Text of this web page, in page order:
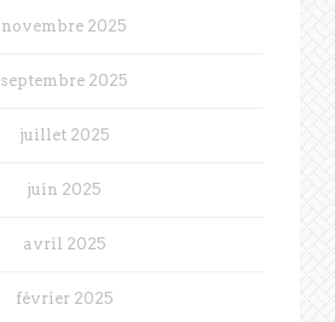
novembre 2025
septembre 2025
juillet 2025
juin 2025
avril 2025
février 2025